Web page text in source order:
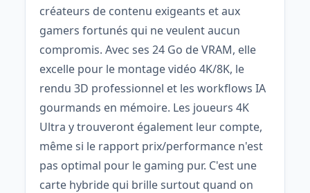
créateurs de contenu exigeants et aux
gamers fortunés qui ne veulent aucun
compromis. Avec ses 24 Go de VRAM, elle
excelle pour le montage vidéo 4K/8K, le
rendu 3D professionnel et les workflows IA
gourmands en mémoire. Les joueurs 4K
Ultra y trouveront également leur compte,
même si le rapport prix/performance n'est
pas optimal pour le gaming pur. C'est une
carte hybride qui brille surtout quand on